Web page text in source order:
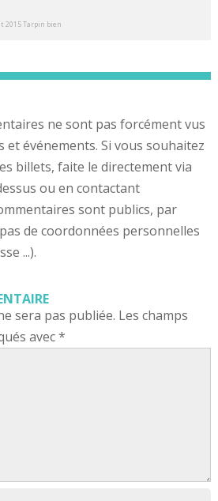
2015 Tarpin bien
ne sont pas forcément vus
et événements. Si vous souhaitez
billets, faite le directement via
ou en contactant
sont publics, par
de coordonnées personnelles
...).
sera pas publiée. Les champs
avec*